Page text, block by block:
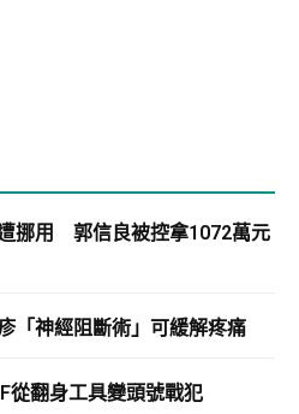
挪用 郭信良被控拿1072萬元
「神經阻斷術」可緩解疼痛
從翻身工具變頭號戰犯